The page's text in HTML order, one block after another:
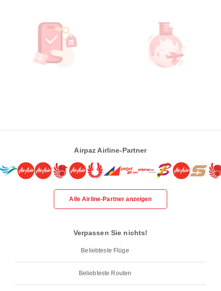
Airpaz Airline-Partner
Alle Airline-Partner anzeigen
Verpassen Sie nichts!
Beliebteste Flüge
Beliebteste Routen